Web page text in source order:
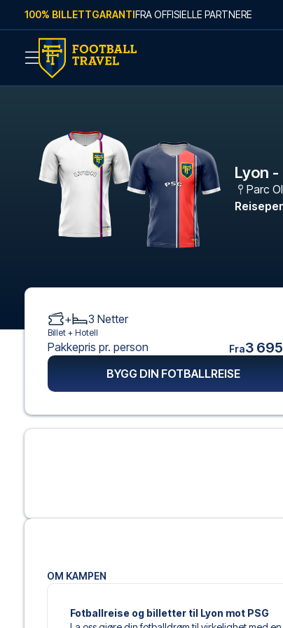
Skip to content
100% BILLETTGARANTIFRA OFFISIELLE PARTNERE
Lyon -
Parc
OM KAMPEN
Fotballreise og billetter til Lyon mot PSG
+ 3 Netter
Billet + Hotell
Pakkepris pr. person Fra3
BYGG DIN FOTBALLREISE